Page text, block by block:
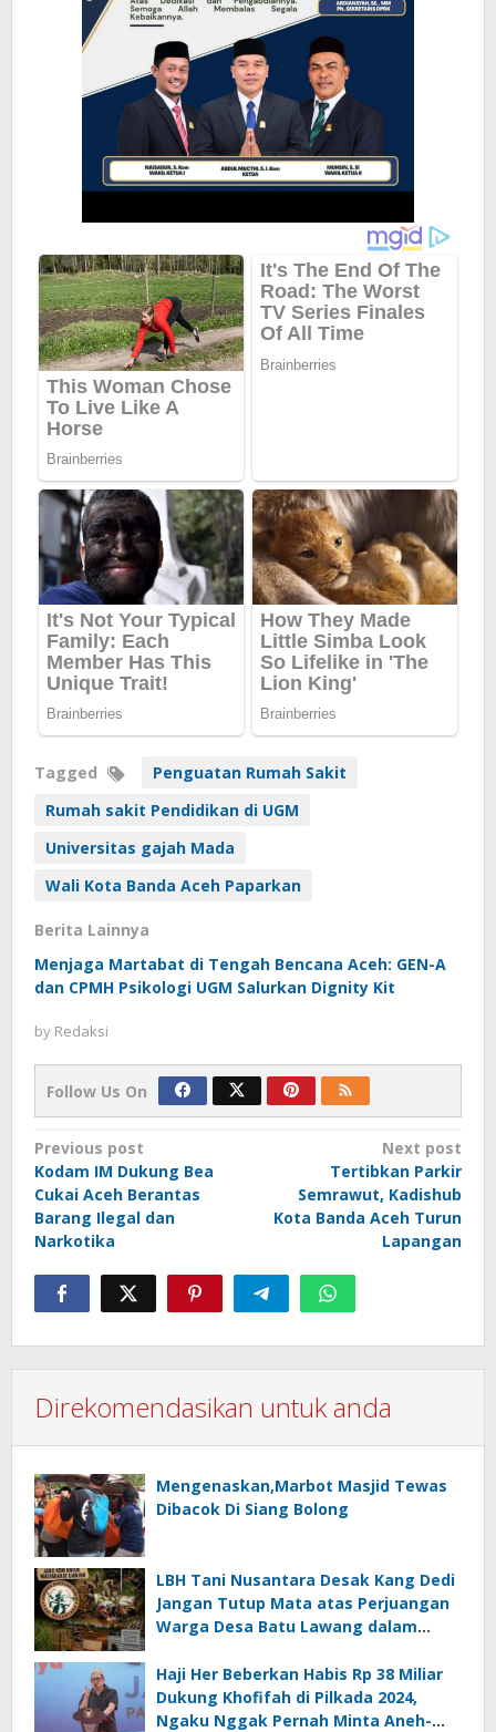
Tagged
Penguatan Rumah Sakit
Rumah sakit Pendidikan di UGM
Universitas gajah Mada
Wali Kota Banda Aceh Paparkan
Berita Lainnya
Menjaga Martabat di Tengah Bencana Aceh: GEN-A
dan CPMH Psikologi UGM Salurkan Dignity Kit
by Redaksi
Follow Us On
Post
navigation
Previous post
Kodam IM Dukung Bea
Cukai Aceh Berantas
Barang Ilegal dan
Narkotika
Next post
Tertibkan Parkir
Semrawut, Kadishub
Kota Banda Aceh Turun
Lapangan
Direkomendasikan untuk anda
Mengenaskan,Marbot Masjid Tewas
Dibacok Di Siang Bolong
LBH Tani Nusantara Desak Kang Dedi
Jangan Tutup Mata atas Perjuangan
Warga Desa Batu Lawang dalam
PT.MPM
Haji Her Beberkan Habis Rp 38 Miliar
Dukung Khofifah di Pilkada 2024,
Ngaku Nggak Pernah Minta Aneh-